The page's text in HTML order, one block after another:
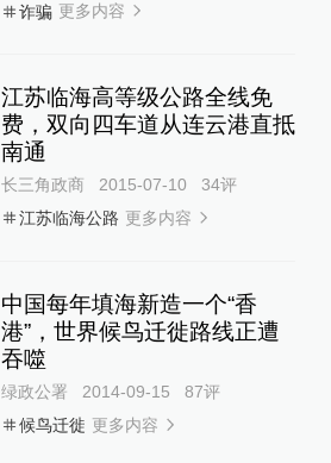
诈骗 更多内容
江苏临海高等级公路全线免
费，双向四车道从连云港直抵
南通
长三角政商 2015-07-10 34评
江苏临海公路 更多内容
中国每年填海新造一个“香
港”，世界候鸟迁徙路线正遭
吞噬
绿政公署 2014-09-15 87评
候鸟迁徙 更多内容